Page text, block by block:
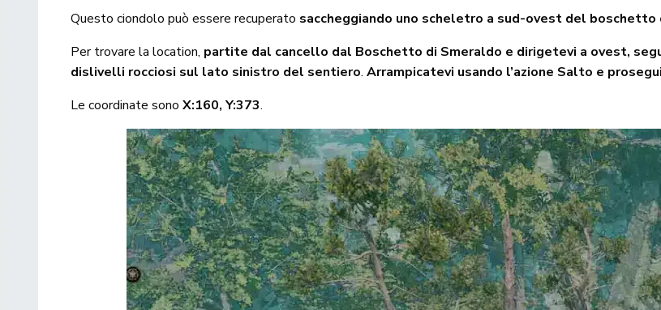
Questo ciondolo può essere recuperato saccheggiando uno scheletro a sud-ovest del
Per trovare la location, partite dal cancello dal Boschetto di Smeraldo e dirigetevi a ovest,
dislivelli rocciosi sul lato sinistro del sentiero.Arrampicatevi usando l’azione Salto e
Le coordinate sonoX:160, Y:373.